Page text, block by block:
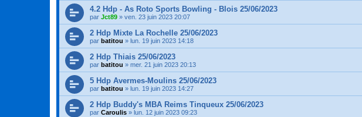
4.2 Hdp - As Roto Sports Bowling - Blois 25/06/2023
par Jct89 » ven. 23 juin 2023 20:07
2 Hdp Mixte La Rochelle 25/06/2023
par batitou » lun. 19 juin 2023 14:18
2 Hdp Thiais 25/06/2023
par batitou » mer. 21 juin 2023 20:13
5 Hdp Avermes-Moulins 25/06/2023
par batitou » lun. 19 juin 2023 14:27
2 Hdp Buddy's MBA Reims Tinqueux 25/06/2023
par Caroulis » lun. 12 juin 2023 09:23